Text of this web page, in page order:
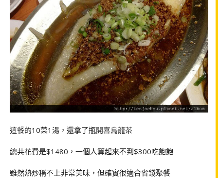
這餐的10菜1湯，還拿了瓶開喜烏龍茶
總共花費是$1480，一個人算起來不到$300吃飽飽
雖然熱炒稱不上非常美味，但確實很適合省錢聚餐